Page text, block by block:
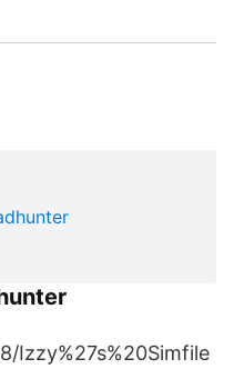
Izzy%27s%20Simfile